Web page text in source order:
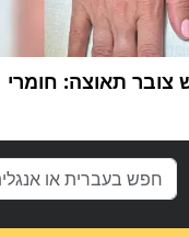
צובר תאוצה: חומרי